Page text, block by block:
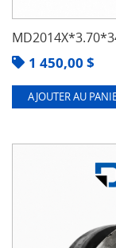
1 450,00 $
AJOUTER AU